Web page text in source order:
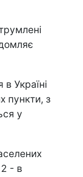
Україні
пункти, з
у
2 - в